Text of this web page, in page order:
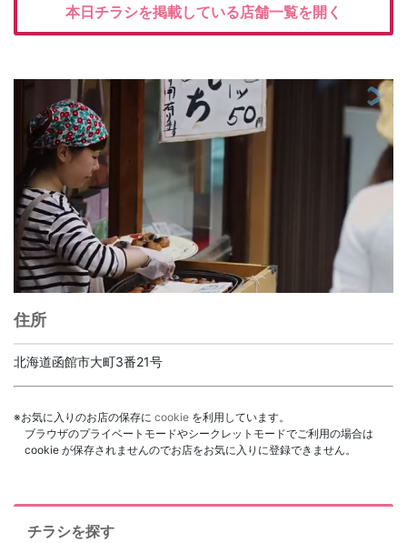
本日チラシを掲載している店舗一覧を開く
住所
北海道函館市大町3番21号
※お気に入りのお店の保存に cookie を利用しています。
ブラウザのプライベートモードやシークレットモードでご利用の場合は
cookie が保存されませんのでお店をお気に入りに登録できません。
チラシを探す